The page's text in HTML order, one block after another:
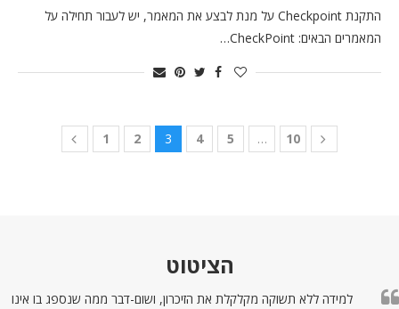
התקנת Checkpoint על מנת לבצע את המאמר, יש לעבור תחילה על
המאמרים הבאים: CheckPoint…
1 2 3 4 5 … 10
הציטוט
למידה ללא תשוקה מקלקלת את הזיכרון, ושום-דבר ממה שנספג בו אינו